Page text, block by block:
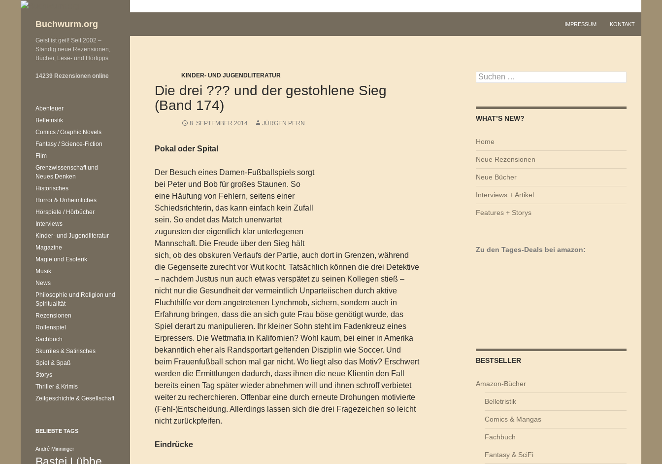
Buchwurm.org IMPRESSUM KONTAKT
KINDER- UND JUGENDLITERATUR
Die drei ??? und der gestohlene Sieg
(Band 174)
8. SEPTEMBER 2014 JÜRGEN PERN
Pokal oder Spital
Der Besuch eines Damen-Fußballspiels sorgt
bei Peter und Bob für großes Staunen. So
eine Häufung von Fehlern, seitens einer
Schiedsrichterin, das kann einfach kein Zufall
sein. So endet das Match unerwartet
zugunsten der eigentlich klar unterlegenen
Mannschaft. Die Freude über den Sieg hält
sich, ob des obskuren Verlaufs der Partie, auch dort in Grenzen, während
die Gegenseite zurecht vor Wut kocht. Tatsächlich können die drei Detektive
– nachdem Justus nun auch etwas verspätet zu seinen Kollegen stieß –
nicht nur die Gesundheit der vermeintlich Unparteiischen durch aktive
Fluchthilfe vor dem angetretenen Lynchmob, sichern, sondern auch in
Erfahrung bringen, dass die an sich gute Frau böse genötigt wurde, das
Spiel derart zu manipulieren. Ihr kleiner Sohn steht im Fadenkreuz eines
Erpressers. Die Wettmafia in Kalifornien? Wohl kaum, bei einer in Amerika
bekanntlich eher als Randsportart geltenden Disziplin wie Soccer. Und
beim Frauenfußball schon mal gar nicht. Wo liegt also das Motiv? Erschwert
werden die Ermittlungen dadurch, dass ihnen die neue Klientin den Fall
bereits einen Tag später wieder abnehmen will und ihnen schroff verbietet
weiter zu recherchieren. Offenbar eine durch erneute Drohungen motivierte
(Fehl-)Entscheidung. Allerdings lassen sich die drei Fragezeichen so leicht
nicht zurückpfeifen.
Eindrücke
Suchen
nach:
WHAT’S NEW?
Home
Neue Rezensionen
Neue Bücher
Interviews + Artikel
Features + Storys
Zu den Tages-Deals bei amazon:
BESTSELLER
Amazon-Bücher
Belletristik
Comics & Mangas
Fachbuch
Fantasy & SciFi
Geist ist geil! Seit 2002 –
Ständig neue Rezensionen,
Bücher, Lese- und Hörtipps
14239 Rezensionen online
Abenteuer
Belletristik
Comics / Graphic Novels
Fantasy / Science-Fiction
Film
Grenzwissenschaft und
Neues Denken
Historisches
Horror & Unheimliches
Hörspiele / Hörbücher
Interviews
Kinder- und Jugendliteratur
Magazine
Magie und Esoterik
Musik
News
Philosophie und Religion und
Spiritualität
Rezensionen
Rollenspiel
Sachbuch
Skurriles & Satirisches
Spiel & Spaß
Storys
Thriller & Krimis
Zeitgeschichte & Gesellschaft
BELIEBTE TAGS
André Minninger
Bastei Lübbe